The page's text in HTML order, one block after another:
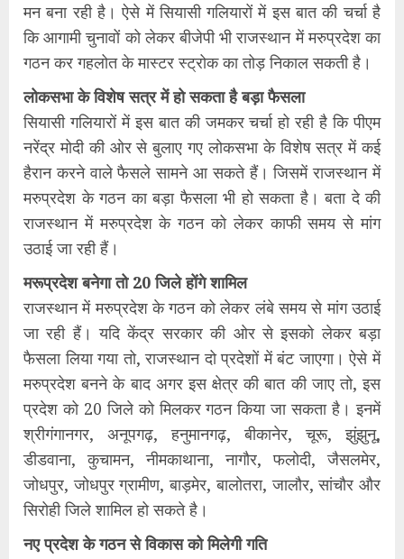
मन बना रही है। ऐसे में सियासी गलियारों में इस बात की चर्चा है
कि आगामी चुनावों को लेकर बीजेपी भी राजस्थान में मरुप्रदेश का
गठन कर गहलोत के मास्टर स्ट्रोक का तोड़ निकाल सकती है।
लोकसभा के विशेष सत्र में हो सकता है बड़ा फैसला
सियासी गलियारों में इस बात की जमकर चर्चा हो रही है कि पीएम
नरेंद्र मोदी की ओर से बुलाए गए लोकसभा के विशेष सत्र में कई
हैरान करने वाले फैसले सामने आ सकते हैं। जिसमें राजस्थान में
मरुप्रदेश के गठन का बड़ा फैसला भी हो सकता है। बता दे की
राजस्थान में मरुप्रदेश के गठन को लेकर काफी समय से मांग
उठाई जा रही हैं।
मरूप्रदेश बनेगा तो 20 जिले होंगे शामिल
राजस्थान में मरुप्रदेश के गठन को लेकर लंबे समय से मांग उठाई
जा रही हैं। यदि केंद्र सरकार की ओर से इसको लेकर बड़ा
फैसला लिया गया तो, राजस्थान दो प्रदेशों में बंट जाएगा। ऐसे में
मरुप्रदेश बनने के बाद अगर इस क्षेत्र की बात की जाए तो, इस
प्रदेश को 20 जिले को मिलकर गठन किया जा सकता है। इनमें
श्रीगंगानगर, अनूपगढ़, हनुमानगढ़, बीकानेर, चूरू, झुंझुनू,
डीडवाना, कुचामन, नीमकाथाना, नागौर, फलोदी, जैसलमेर,
जोधपुर, जोधपुर ग्रामीण, बाड़मेर, बालोतरा, जालौर, सांचौर और
सिरोही जिले शामिल हो सकते है।
नए प्रदेश के गठन से विकास को मिलेगी गति